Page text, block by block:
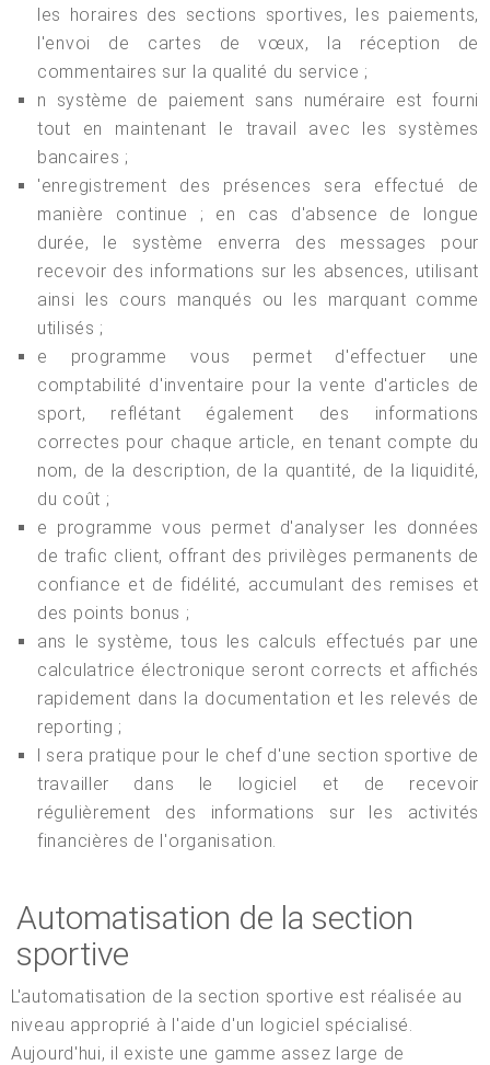
les horaires des sections sportives, les paiements,
l'envoi de cartes de vœux, la réception de
commentaires sur la qualité du service ;
n système de paiement sans numéraire est fourni
tout en maintenant le travail avec les systèmes
bancaires ;
'enregistrement des présences sera effectué de
manière continue ; en cas d'absence de longue
durée, le système enverra des messages pour
recevoir des informations sur les absences, utilisant
ainsi les cours manqués ou les marquant comme
utilisés ;
e programme vous permet d'effectuer une
comptabilité d'inventaire pour la vente d'articles de
sport, reflétant également des informations
correctes pour chaque article, en tenant compte du
nom, de la description, de la quantité, de la liquidité,
du coût ;
e programme vous permet d'analyser les données
de trafic client, offrant des privilèges permanents de
confiance et de fidélité, accumulant des remises et
des points bonus ;
ans le système, tous les calculs effectués par une
calculatrice électronique seront corrects et affichés
rapidement dans la documentation et les relevés de
reporting ;
l sera pratique pour le chef d'une section sportive de
travailler dans le logiciel et de recevoir
régulièrement des informations sur les activités
financières de l'organisation.
Automatisation de la section
sportive
L'automatisation de la section sportive est réalisée au
niveau approprié à l'aide d'un logiciel spécialisé.
Aujourd'hui, il existe une gamme assez large de